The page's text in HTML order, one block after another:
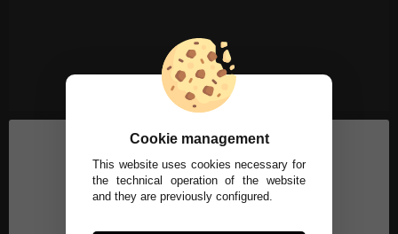
Cookie management
This website uses cookies necessary for
the technical operation of the website
and they are previously configured.